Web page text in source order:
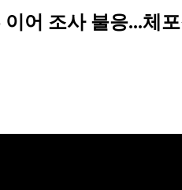
어 조사 불응...체